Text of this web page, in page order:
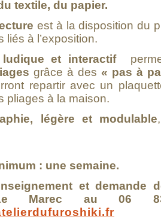
textile, du papier.
est à la disposition du
liés à l’exposition.
et interactif
grâce à des « pas à
repartir avec un
pliages à la maison.
légère et modulable
: une semaine.
et demande
Le Marec au